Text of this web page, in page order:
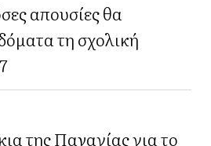
απουσίες θα
τη σχολική
της Παναγίας για το